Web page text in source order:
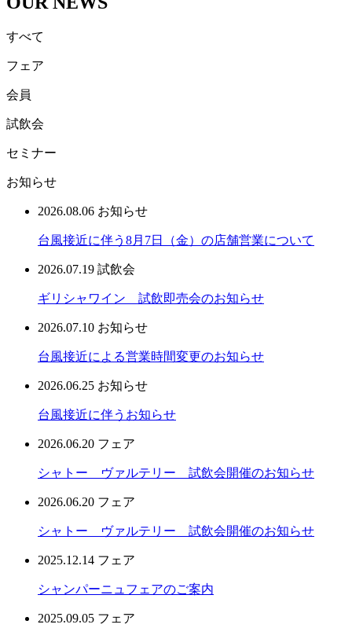
すべて
フェア
会員
試飲会
セミナー
お知らせ
2026.08.06 お知らせ
台風接近に伴う8月7日（金）の店舗営業について
2026.07.19 試飲会
ギリシャワイン 試飲即売会のお知らせ
2026.07.10 お知らせ
台風接近による営業時間変更のお知らせ
2026.06.25 お知らせ
台風接近に伴うお知らせ
2026.06.20 フェア
シャトー ヴァルテリー 試飲会開催のお知らせ
2026.06.20 フェア
シャトー ヴァルテリー 試飲会開催のお知らせ
2025.12.14 フェア
シャンパーニュフェアのご案内
2025.09.05 フェア